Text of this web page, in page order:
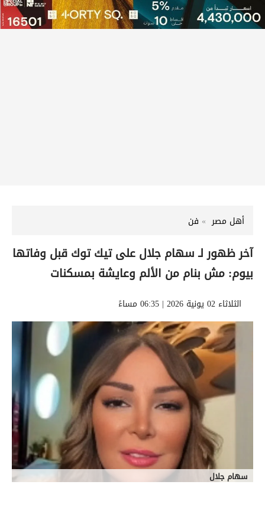
أهل مصر فن
آخر ظهور لـ سهام جلال على تيك توك قبل وفاتها
بيوم: مش بنام من الألم وعايشة بمسكنات
الثلاثاء 02 يونية 2026 | 06:35 مساءً
سهام جلال